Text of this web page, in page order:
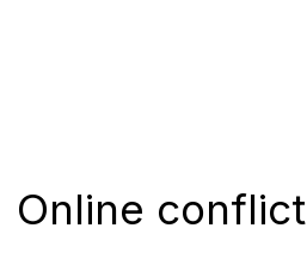
Online conflict